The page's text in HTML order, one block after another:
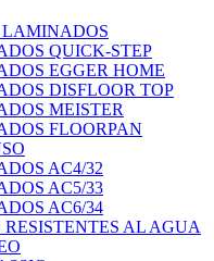
LAMINADOS
QUICK-STEP
EGGER HOME
DISFLOOR TOP
MEISTER
FLOORPAN
AC4/32
AC5/33
AC6/34
AL AGUA